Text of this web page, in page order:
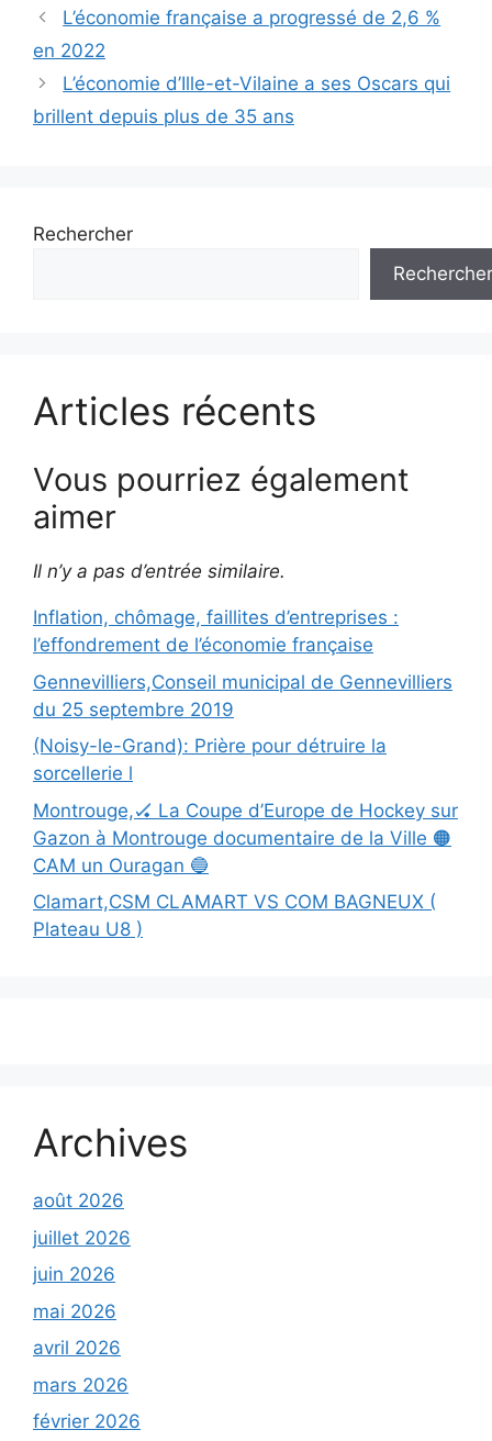
Navigation
des
L’économie française a progressé de 2,6 %
en 2022
L’économie d’Ille-et-Vilaine a ses Oscars qui
brillent depuis plus de 35 ans
Rechercher
Rechercher
Articles récents
Vous pourriez également
aimer
Il n’y a pas d’entrée similaire.
Inflation, chômage, faillites d’entreprises :
l’effondrement de l’économie française
Gennevilliers,Conseil municipal de Gennevilliers
du 25 septembre 2019
(Noisy-le-Grand): Prière pour détruire la
sorcellerie l
Montrouge,🏑 La Coupe d’Europe de Hockey sur
Gazon à Montrouge documentaire de la Ville 🟠
CAM un Ouragan 🔵
Clamart,CSM CLAMART VS COM BAGNEUX (
Plateau U8 )
Archives
août 2026
juillet 2026
juin 2026
mai 2026
avril 2026
mars 2026
février 2026